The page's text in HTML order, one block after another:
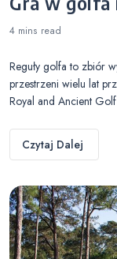
4 mins read
Reguły golfa to zbiór
przestrzeni wielu lat
Royal and Ancient
Czytaj Dalej